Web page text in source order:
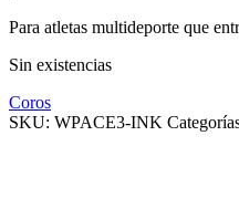
Para atletas multideporte que
Sin existencias
Coros
SKU: WPACE3-INK